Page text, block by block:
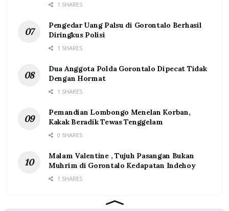
1 SHARES
Pengedar Uang Palsu di Gorontalo Berhasil
Diringkus Polisi
1 SHARES
Dua Anggota Polda Gorontalo Dipecat Tidak
Dengan Hormat
1 SHARES
Pemandian Lombongo Menelan Korban,
Kakak Beradik Tewas Tenggelam
0 SHARES
Malam Valentine , Tujuh Pasangan Bukan
Muhrim di Gorontalo Kedapatan Indehoy
1 SHARES